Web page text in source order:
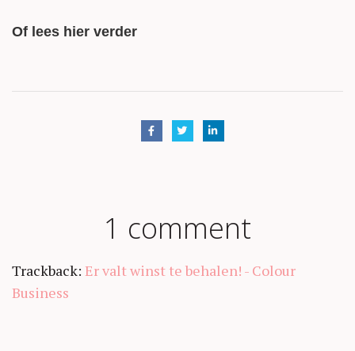
Of lees hier verder
1 comment
Trackback: Er valt winst te behalen! - Colour
Business